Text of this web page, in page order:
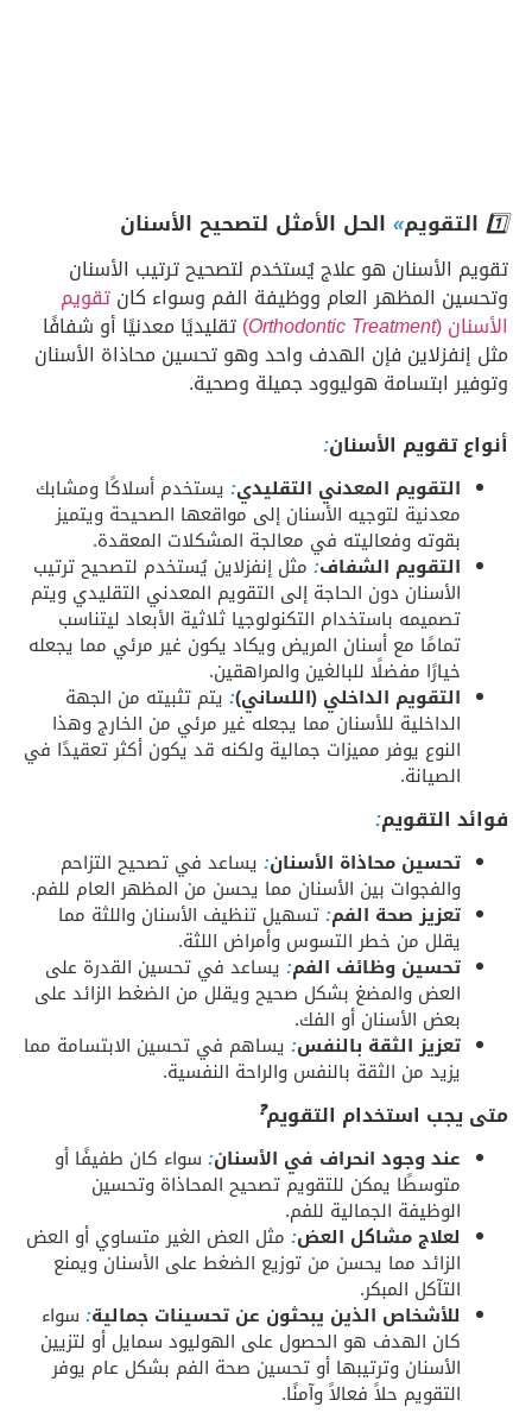
1️⃣ التقويم» الحل الأمثل لتصحيح الأسنان
تقويم الأسنان هو علاج يُستخدم لتصحيح ترتيب الأسنان
وتحسين المظهر العام ووظيفة الفم وسواء كانتقويم
الأسنان (Orthodontic Treatment
)تقليديًا معدنيًا أو شفافًا
مثل إنفزلاين فإن الهدف واحد وهو تحسين محاذاة الأسنان
وتوفير ابتسامة هوليوود جميلة وصحية.
أنواع تقويم الأسنان:
التقويم المعدني التقليدي: يستخدم أسلاكًا ومشابك
معدنية لتوجيه الأسنان إلى مواقعها الصحيحة ويتميز
بقوته وفعاليته في معالجة المشكلات المعقدة.
التقويم الشفاف: مثل إنفزلاين يُستخدم لتصحيح ترتيب
الأسنان دون الحاجة إلى التقويم المعدني التقليدي ويتم
تصميمه باستخدام التكنولوجيا ثلاثية الأبعاد ليتناسب
تمامًا مع أسنان المريض ويكاد يكون غير مرئي مما يجعله
خيارًا مفضلًا للبالغين والمراهقين.
التقويم الداخلي (اللساني): يتم تثبيته من الجهة
الداخلية للأسنان مما يجعله غير مرئي من الخارج وهذا
النوع يوفر مميزات جمالية ولكنه قد يكون أكثر تعقيدًا في
الصيانة.
فوائد التقويم:
تحسين محاذاة الأسنان: يساعد في تصحيح التزاحم
والفجوات بين الأسنان مما يحسن من المظهر العام للفم.
تعزيز صحة الفم:تسهيل تنظيف الأسنان واللثة مما
يقلل من خطر التسوس وأمراض اللثة.
تحسين وظائف الفم: يساعد في تحسين القدرة على
العض والمضغ بشكل صحيح ويقلل من الضغط الزائد على
بعض الأسنان أو الفك.
تعزيز الثقة بالنفس: يساهم في تحسين الابتسامة مما
يزيد من الثقة بالنفس والراحة النفسية.
متى يجب استخدام التقويم❓
عند وجود انحراف في الأسنان: سواء كان طفيفًا أو
متوسطًا يمكن للتقويم تصحيح المحاذاة وتحسين
الوظيفة الجمالية للفم.
لعلاج مشاكل العض: مثل العض الغير متساوي أو العض
الزائد مما يحسن من توزيع الضغط على الأسنان ويمنع
التآكل المبكر.
للأشخاص الذين يبحثون عن تحسينات جمالية: سواء
كان الهدف هو الحصول على الهوليود سمايل أو لتزيين
الأسنان وترتيبها أو تحسين صحة الفم بشكل عام يوفر
التقويم حلاً فعالاً وآمنًا.